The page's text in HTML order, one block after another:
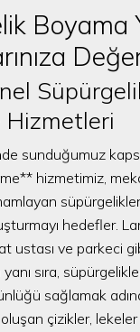
Boyama
Hizmetleri
sunduğumuz
hizmetimiz,
hedefler.
ustası ve parkeci
sıra,
sağlamak
çizikler,